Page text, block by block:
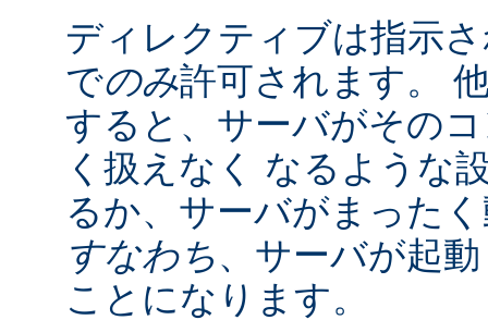
ディレクティブは指示
でのみ許可されます。
すると、サーバがその
く扱えなく なるような
るか、サーバがまった
すなわち、サーバが起
ことになります。